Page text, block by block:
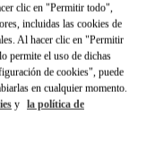
clic en "Permitir todo",
incluidas las cookies de
Al hacer clic en "Permitir
permite el uso de dichas
de cookies", puede
en cualquier momento.
y la política de